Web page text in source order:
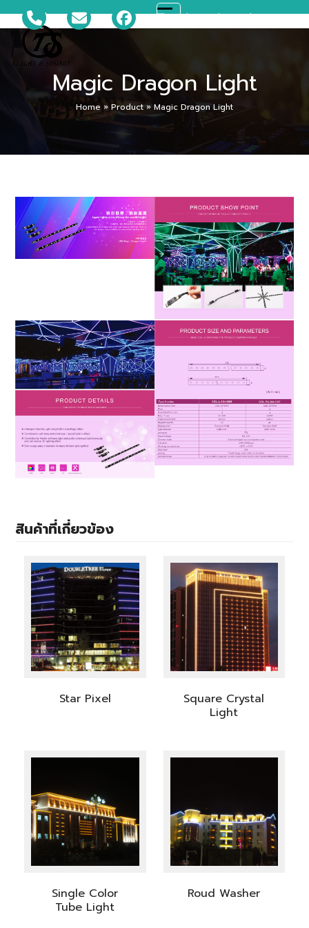
to
content
081-699-5119 ts_disco@hotmail.com
Open
menu
Close
menu
Magic Dragon Light
Home »Product» Magic Dragon Light
สินค้าที่เกี่ยวข้อง
Star Pixel
Square Crystal
Light
Single Color
Tube Light
Roud Washer